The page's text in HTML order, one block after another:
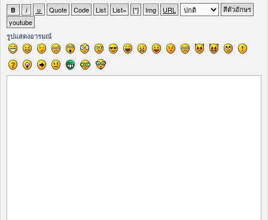
รูปแสดงอารมณ์